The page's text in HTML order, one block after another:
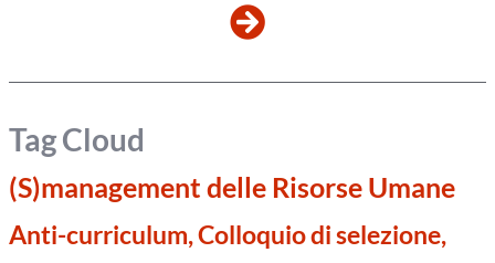
Tag Cloud
(S)management delle Risorse Umane
Anti-curriculum, Colloquio di selezione,